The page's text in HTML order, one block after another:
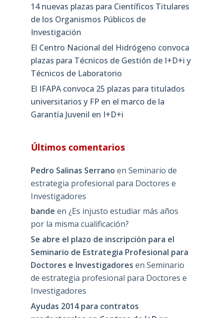
14 nuevas plazas para Científicos Titulares
de los Organismos Públicos de
Investigación
El Centro Nacional del Hidrógeno convoca
plazas para Técnicos de Gestión de I+D+i y
Técnicos de Laboratorio
El IFAPA convoca 25 plazas para titulados
universitarios y FP en el marco de la
Garantía Juvenil en I+D+i
Últimos comentarios
Pedro Salinas Serrano en Seminario de
estrategia profesional para Doctores e
Investigadores
bande en ¿Es injusto estudiar más años
por la misma cualificación?
Se abre el plazo de inscripción para el
Seminario de Estrategia Profesional para
Doctores e Investigadores en Seminario
de estrategia profesional para Doctores e
Investigadores
Ayudas 2014 para contratos